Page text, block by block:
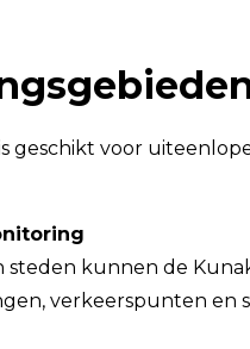
geschikt voor
steden kunnen de
verkeerspunten en